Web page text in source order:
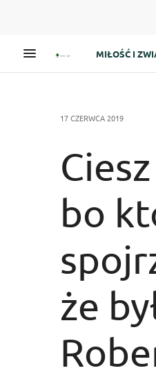
MIŁOŚĆ I
17 CZERWCA 2019
bo
że